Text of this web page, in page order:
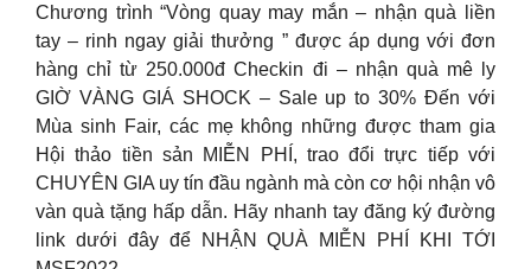
Chương trình “Vòng quay may mắn – nhận quà liền
tay – rinh ngay giải thưởng ” được áp dụng với đơn
hàng chỉ từ 250.000đ Checkin đi – nhận quà mê ly
GIỜ VÀNG GIÁ SHOCK – Sale up to 30% Đến với
Mùa sinh Fair, các mẹ không những được tham gia
Hội thảo tiền sản MIỄN PHÍ, trao đổi trực tiếp với
CHUYÊN GIA uy tín đầu ngành mà còn cơ hội nhận vô
vàn quà tặng hấp dẫn. Hãy nhanh tay đăng ký đường
link dưới đây để NHẬN QUÀ MIỄN PHÍ KHI TỚI